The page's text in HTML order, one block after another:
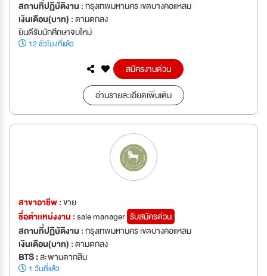
สถานที่ปฏิบัติงาน :กรุงเทพมหานคร เขตบางคอแหลม
เงินเดือน(บาท) :ตามตกลง
ยินดีรับนักศึกษาจบใหม่
12 ชั่วโมงที่แล้ว
สมัครงานด่วน
อ่านรายละเอียดเพิ่มเติม
สาขาอาชีพ :ขาย
ชื่อตำเเหน่งงาน :sale manager รับสมัครด่วน
สถานที่ปฏิบัติงาน :กรุงเทพมหานคร เขตบางคอแหลม
เงินเดือน(บาท) :ตามตกลง
BTS :สะพานตากสิน
1 วันที่แล้ว